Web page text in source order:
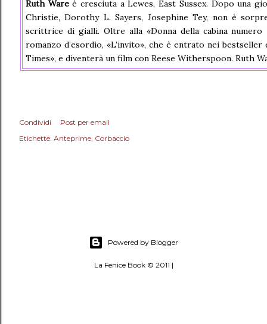
Ruth Ware è cresciuta a Lewes, East Sussex. Dopo una
Christie, Dorothy L. Sayers, Josephine Tey, non è
scrittrice di gialli. Oltre alla «Donna della cabina numero
romanzo d’esordio, «L’invito», che è entrato nei bestseller
Times», e diventerà un film con Reese Witherspoon. Ruth
Condividi
Post per email
Etichette: Anteprime Corbaccio
Powered by Blogger
La Fenice Book © 2011 |